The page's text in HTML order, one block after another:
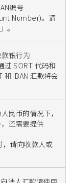
编号
Number)。请
」。
银行为
过 SORT 代码和
和 IBAN 汇款将会
民币的情况下，
还需要提供
请向收款人或